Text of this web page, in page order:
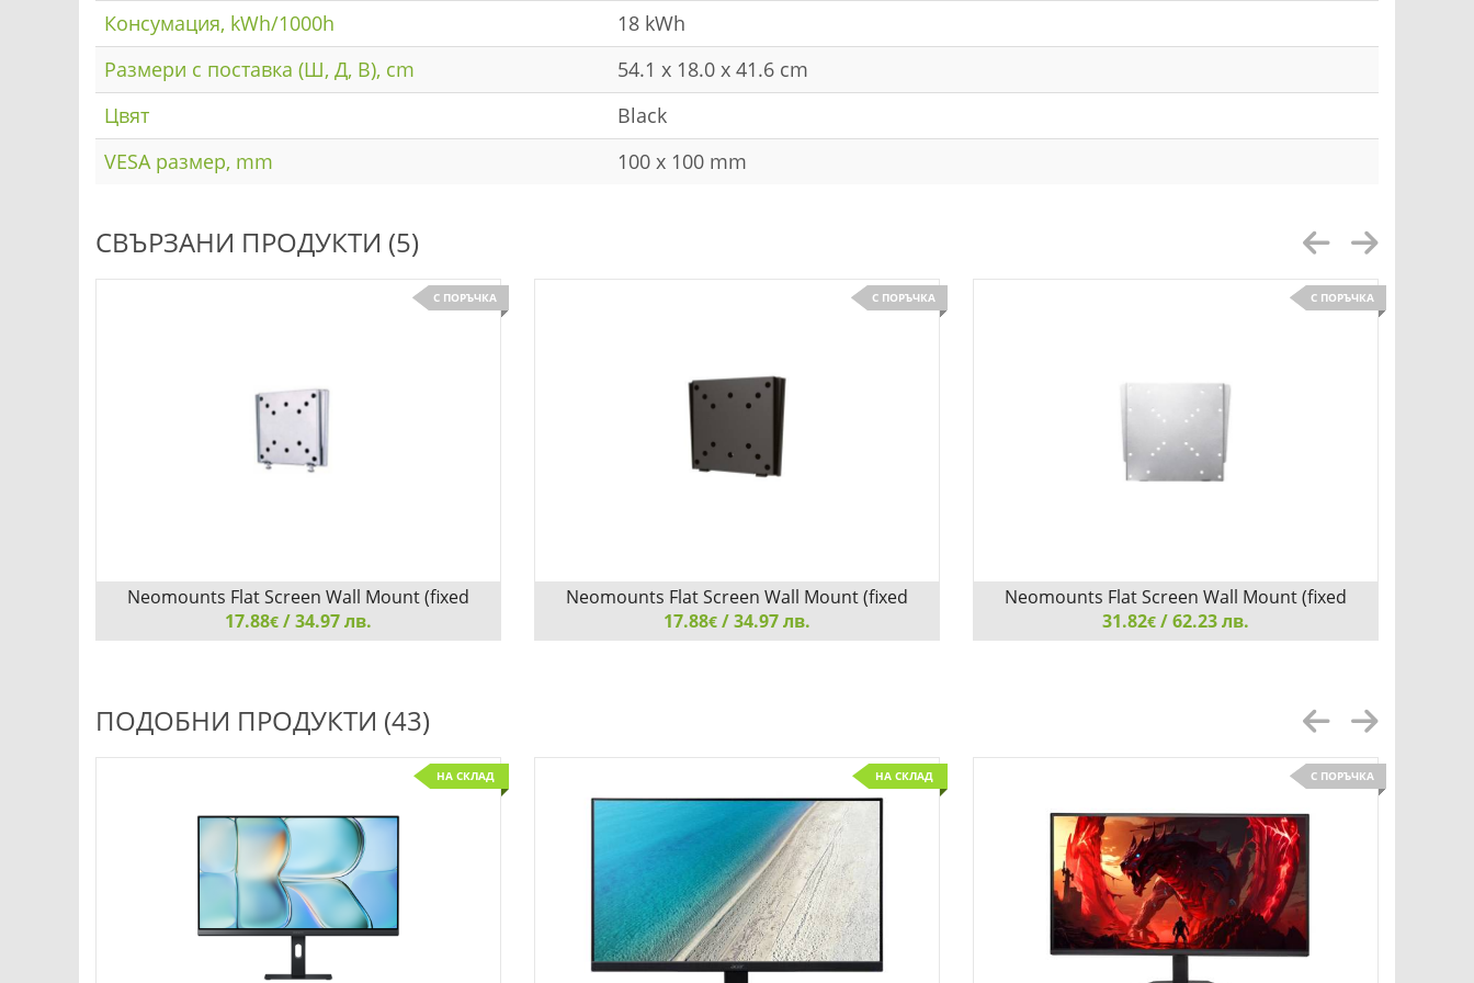
Консумация, kWh/1000h
18 kWh
Размери с поставка (Ш, Д, В), cm
54.1 x 18.0 x 41.6 cm
Цвят
Black
VESA размер, mm
100 x 100 mm
СВЪРЗАНИ ПРОДУКТИ (5)
С ПОРЪЧКА
Детайли
Neomounts Flat Screen Wall Mount (fixed
17.88€ / 34.97 лв.
С ПОРЪЧКА
Сравни
Neomounts Flat Screen Wall Mount (fixed
17.88€ / 34.97 лв.
С ПОРЪЧКА
Детайли Сравни
Neomounts Flat Screen Wall Mount (fixed
31.82€ / 62.23 лв.
ПОДОБНИ ПРОДУКТИ (43)
НА СКЛАД НА СКЛАД С ПОРЪЧКА